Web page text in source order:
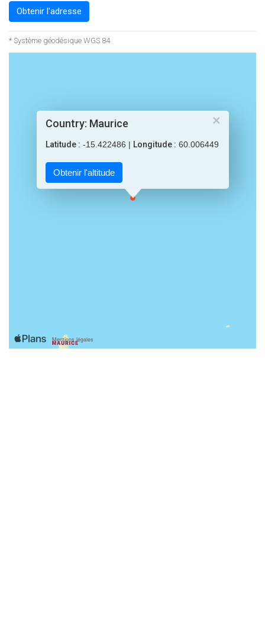
Obtenir l'adresse
* Système géodésique WGS 84
×
Country: Maurice
Latitude : -15.422486 | Longitude : 60.006449
Obtenir l'altitude